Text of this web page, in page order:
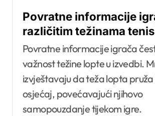
Povratne informacije
različitim težinama
Povratne informacije igrača
važnost težine lopte u izvedbi.
izvještavaju da teža lopta
osjećaj, povećavajući njihovo
samopouzdanje tijekom igre.